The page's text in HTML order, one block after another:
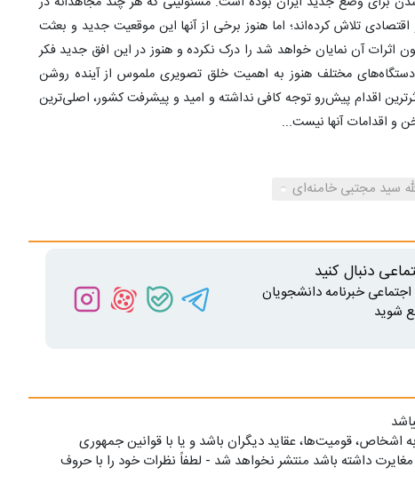
تلاش کرده‌اند؛ اما هنوز برخی از آنها این موقعیت جدید و بعثت
اثرات آن نمایان خواهد شد را درک نکرده و هنوز در این افق جدید فکر
دستگاه‌های مختلف هنوز به اهمیت خلق تصویری ملموس از آینده روشن
اقدام پیش‌رو توجه کافی نداشته و امید و پیشرفت کشور، اصلی‌ترین
و اقدامات آنها نیست...
سید مجتبی خامنه‌ای
دنبال کنید
خبرنامه دانشجویان
شوید
اشخاص، قومیت‌ها، عقاید دیگران باشد و یا با قوانین جمهوری
داشته باشد منتشر نخواهد شد - لطفاً نظرات خود را با حروف